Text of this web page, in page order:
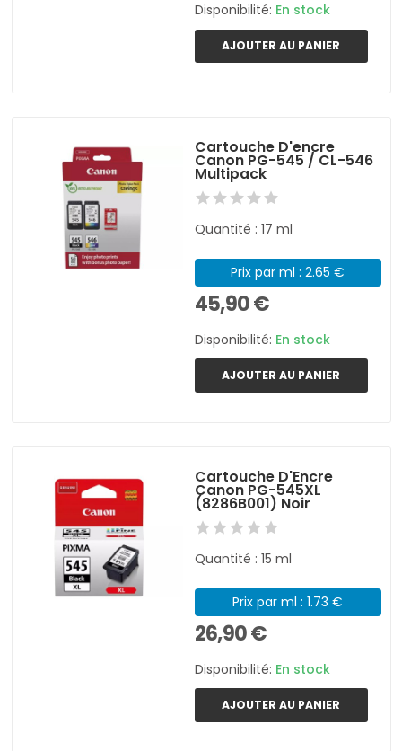
Disponibilité: En stock
AJOUTER AU PANIER
Cartouche D'encre
Canon PG-545 / CL-546
Multipack
Quantité : 17 ml
Prix par ml : 2.65 €
45,90 €
Disponibilité: En stock
AJOUTER AU PANIER
Cartouche D'Encre
Canon PG-545XL
(8286B001) Noir
Quantité : 15 ml
Prix par ml : 1.73 €
26,90 €
Disponibilité: En stock
AJOUTER AU PANIER